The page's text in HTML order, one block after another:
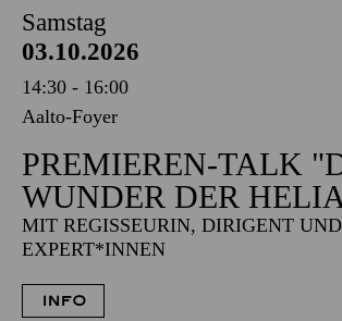
Samstag
03.10.2026
14:30 - 16:00
Aalto-Foyer
PREMIEREN-TALK
WUNDER DER
MIT REGISSEURIN, DIRIGENT
EXPERT*INNEN
INFO